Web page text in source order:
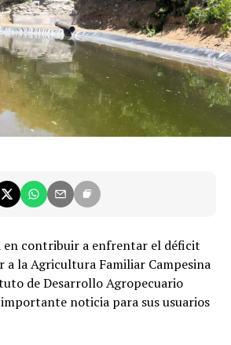
en contribuir a enfrentar el déficit
la Agricultura Familiar Campesina
de Desarrollo Agropecuario
noticia para sus usuarios